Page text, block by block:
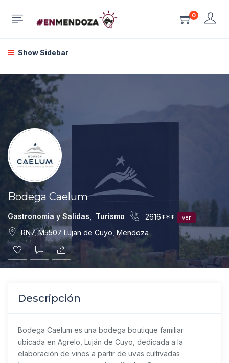
0
Show Sidebar
Bodega Caelum
Gastronomia y Salidas Turismo 2616*** ver
RN7, M5507 Lujan de Cuyo, Mendoza
Descripción
Bodega Caelum es una bodega boutique familiar
ubicada en Agrelo, Luján de Cuyo, dedicada a la
elaboración de vinos a partir de uvas cultivadas